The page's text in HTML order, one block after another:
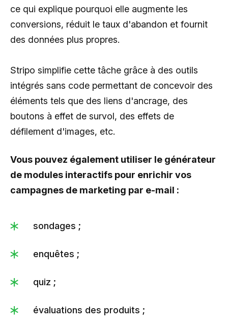
ce qui explique pourquoi elle augmente les
conversions, réduit le taux d'abandon et fournit
des données plus propres.
Stripo simplifie cette tâche grâce à des outils
intégrés sans code permettant de concevoir des
éléments tels que des liens d'ancrage, des
boutons à effet de survol, des effets de
défilement d'images, etc.
Vous pouvez également utiliser le générateur
de modules interactifs pour enrichir vos
campagnes de marketing par e-mail :
sondages ;
enquêtes ;
quiz ;
évaluations des produits ;